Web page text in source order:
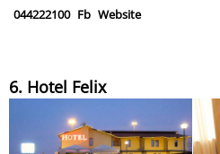
044222100 Fb Website
6. Hotel Felix